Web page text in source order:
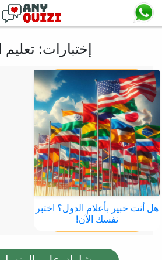
إختبارات: تعليم
هل أنت خبير بأعلام الدول؟ اختبر
نفسك الآن!